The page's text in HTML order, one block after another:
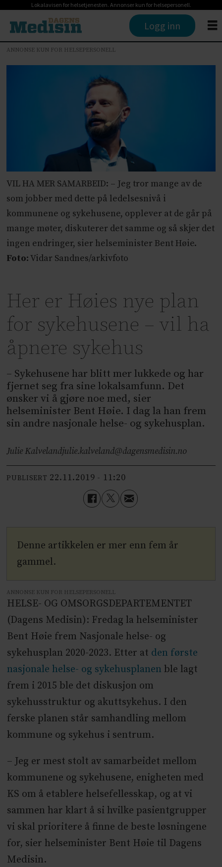
Lokalavisen for helsetjenesten. Annonser kun for helsepersonell.
Logg inn
ANNONSE KUN FOR HELSEPERSONELL
VIL HA MER SAMARBEID: – Jeg tror mange av de
som jobber med dette på ledelsesnivå i
kommunene og sykehusene, opplever at de går på
mange møter, diskuterer det samme og så skjer det
ingen endringer, sier helseminister Bent Høie.
Foto:Vidar Sandnes/arkivfoto
Her er Høies nye plan
for sykehusene – vil ha
åpnere sykehus
– Sykehusene har blitt mer lukkede og har
fjernet seg fra sine lokalsamfunn. Det
ønsker vi å gjøre noe med, sier
helseminister Bent Høie. I dag la han frem
sin andre nasjonale helse- og sykehusplan.
Julie Kalvelandjulie.kalveland@dagensmedisin.no
PUBLISERT 22.11.2019 - 11:20
Denne artikkelen er mer enn fem år
gammel.
ANNONSE KUN FOR HELSEPERSONELL
HELSE- OG OMSORGSDEPARTEMENTET
(Dagens Medisin): Fredag la helseminister
Bent Høie frem Nasjonale helse- og
sykehusplan 2020-2023. Etter at den første
nasjonale helse- og sykehusplanen ble lagt
frem i 2015 ble det diskusjon om
sykehusstruktur og akuttsykehus. I den
ferske planen står samhandling mellom
kommune og sykehus i sentrum.
– Jeg er mest stolt av samarbeidet mellom
kommunene og sykehusene, enigheten med
KS om å etablere helsefellesskap, og at vi
sammen har klart å si hvilke pasientgrupper
vi skal prioritere å finne de beste løsningene
for, sier helseminister Bent Høie til Dagens
Medisin.